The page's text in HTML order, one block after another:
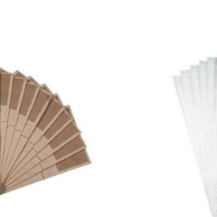
NILFISK ALTO ATTIX 590
NILFISK ALTO ATTIX 8 GALLON
NILFISK ALTO ATTIX 8 GALLON AS
NILFISK ALTO ATTIX 8 GALLON E